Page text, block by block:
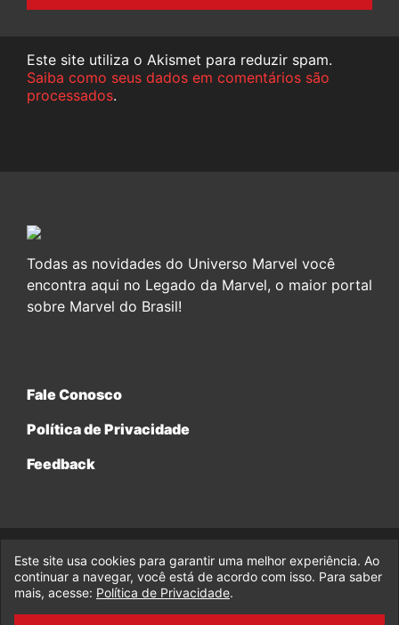
Este site utiliza o Akismet para reduzir spam.
Saiba como seus dados em comentários são
processados.
Todas as novidades do Universo Marvel você
encontra aqui no Legado da Marvel, o maior portal
sobre Marvel do Brasil!
Fale Conosco
Política de Privacidade
Feedback
© 2017-2026 Legado da Marvel, uma empresa da Legado
Enterprises.
fabiolobo
Este site usa cookies para garantir uma melhor experiência. Ao
continuar a navegar, você está de acordo com isso. Para saber
mais, acesse: Política de Privacidade.